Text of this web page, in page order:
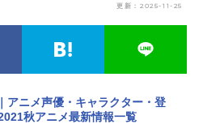
更新：2025-11-25
アニメ声優・キャラクター・登
秋アニメ最新情報一覧